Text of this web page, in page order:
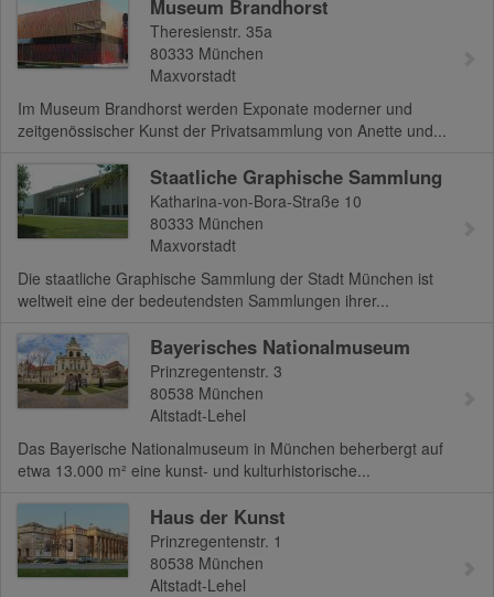
Museum Brandhorst
Theresienstr. 35a
80333 München
Maxvorstadt
Im Museum Brandhorst werden Exponate moderner und
zeitgenössischer Kunst der Privatsammlung von Anette und...
Staatliche Graphische Sammlung
Katharina-von-Bora-Straße 10
80333 München
Maxvorstadt
Die staatliche Graphische Sammlung der Stadt München ist
weltweit eine der bedeutendsten Sammlungen ihrer...
Bayerisches Nationalmuseum
Prinzregentenstr. 3
80538 München
Altstadt-Lehel
Das Bayerische Nationalmuseum in München beherbergt auf
etwa 13.000 m² eine kunst- und kulturhistorische...
Haus der Kunst
Prinzregentenstr. 1
80538 München
Altstadt-Lehel